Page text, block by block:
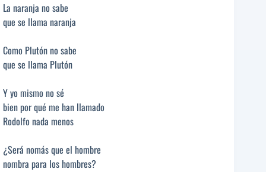
La naranja no sabe
que se llama naranja
Como Plutón no sabe
que se llama Plutón
Y yo mismo no sé
bien por qué me han llamado
Rodolfo nada menos
¿Será nomás que el hombre
nombra para los hombres?